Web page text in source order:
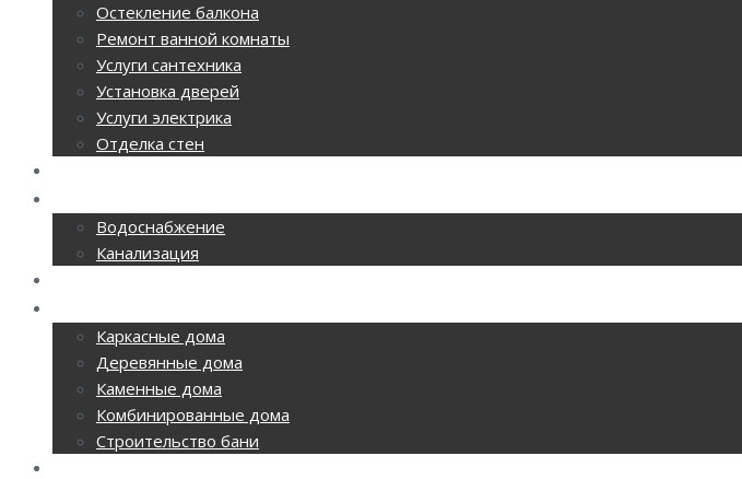
Остекление балкона
Ремонт ванной комнаты
Услуги сантехника
Установка дверей
Услуги электрика
Отделка стен
Водоснабжение
Канализация
Каркасные дома
Деревянные дома
Каменные дома
Комбинированные дома
Строительство бани